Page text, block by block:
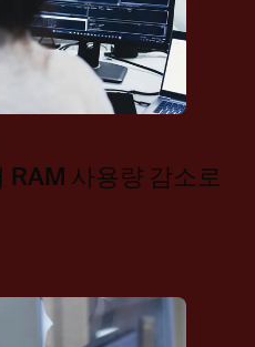
RAM 사용량 감소로